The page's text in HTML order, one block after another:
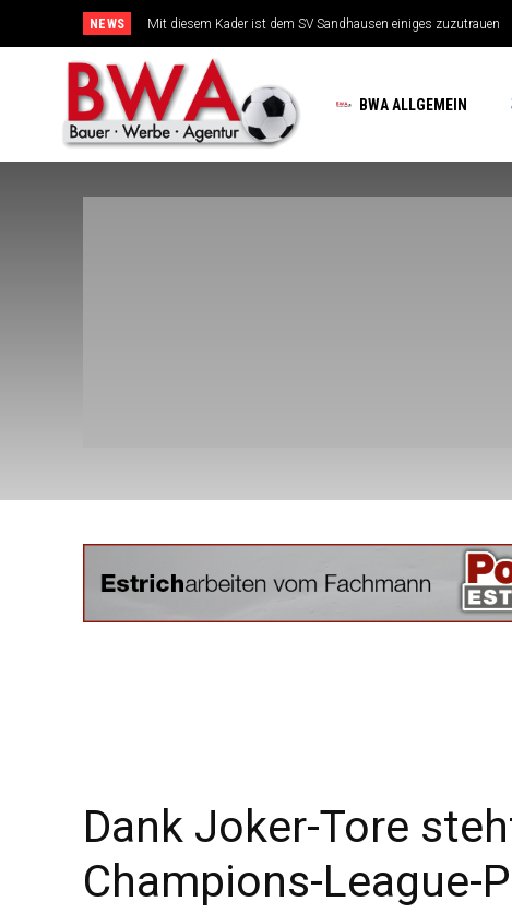
NEWS Mit diesem Kader ist dem SV Sandhausen einiges zuzutrauen
BWA ALLGEMEIN
Dank Joker-Tore
Champions-League-